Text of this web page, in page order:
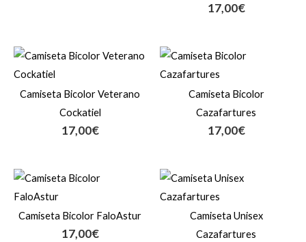
17,00€
Camiseta Bicolor Veterano
Cockatiel
17,00€
Camiseta Bicolor
Cazafartures
17,00€
Camiseta Bicolor FaloAstur
17,00€
Camiseta Unisex
Cazafartures